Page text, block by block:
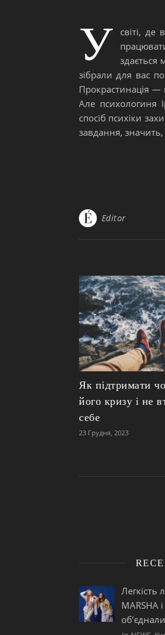
У
світі,
здається
зібрали для вас
Прокрастинація —
Але психологиня
спосіб психіки
завдання, значить,
Editor
Як підтримати
його кризу і не
себе
23 Грудня, 2023
Легкість
MARSHA